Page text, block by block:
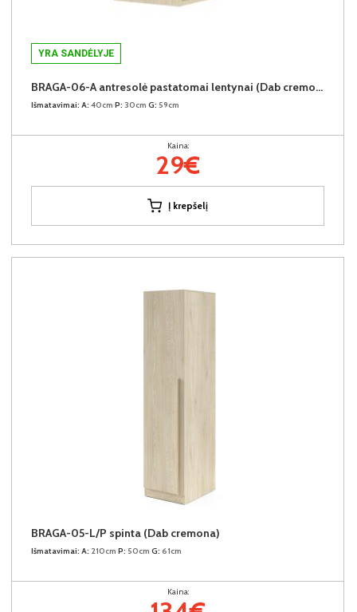
YRA SANDĖLYJE
BRAGA-06-A antresolė pastatomai lentynai (Dab cremona)
Išmatavimai: A: 40cm P: 30cm G: 59cm
Kaina:
29€
Į krepšelį
BRAGA-05-L/P spinta (Dab cremona)
Išmatavimai: A: 210cm P: 50cm G: 61cm
Kaina: